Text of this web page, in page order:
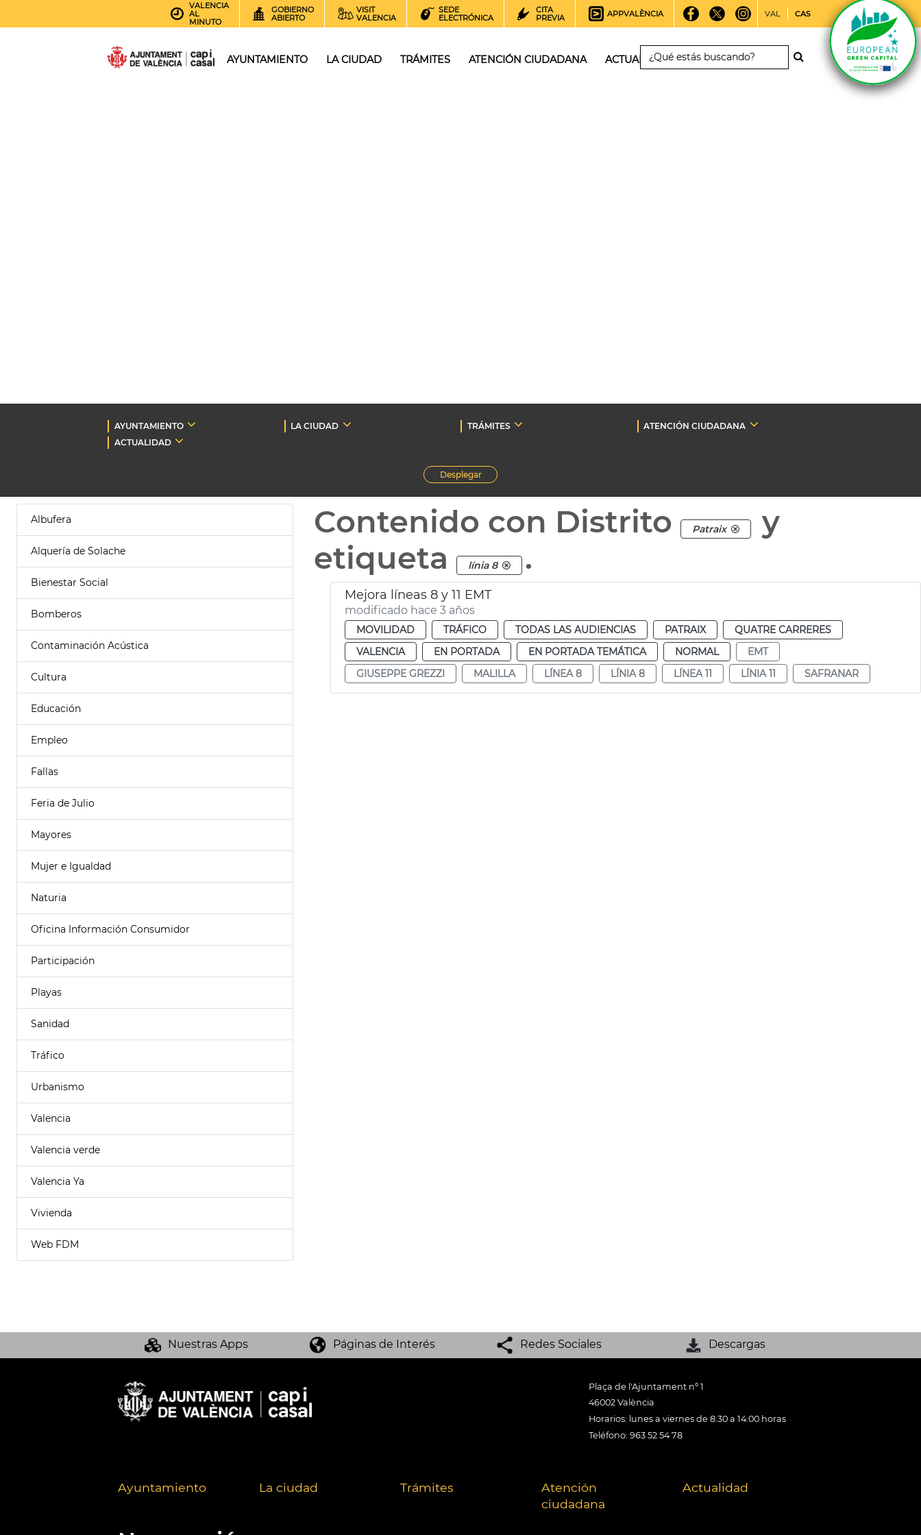
VALENCIA
AL
MINUTO
GOBIERNO
ABIERTO
VISIT
VALENCIA
SEDE
ELECTRÓNICA
CITA
PREVIA
APPVALÈNCIA VAL CAS
AYUNTAMIENTO LA CIUDAD TRÁMITES ATENCIÓN CIUDADANA ACTUALIDAD
AYUNTAMIENTO LA CIUDAD TRÁMITES
ATENCIÓN CIUDADANA
ACTUALIDAD
Desplegar
Albufera
Alquería de Solache
Bienestar Social
Bomberos
Contaminación Acústica
Cultura
Educación
Empleo
Fallas
Feria de Julio
Mayores
Mujer e Igualdad
Naturia
Oficina Información Consumidor
Participación
Playas
Sanidad
Tráfico
Urbanismo
Valencia
Valencia verde
Valencia Ya
Vivienda
Web FDM
Contenido con Distrito Patraix
y
etiqueta
línia 8 .
Mejora líneas 8 y 11 EMT
modificado hace 3 años
MOVILIDAD TRÁFICO TODAS LAS AUDIENCIAS PATRAIX
QUATRE CARRERES
VALENCIA
EN PORTADA EN PORTADA TEMÁTICA NORMAL
EMT
GIUSEPPE GREZZI
MALILLA LÍNEA 8 LÍNIA 8 LÍNEA 11 LÍNIA 11 SAFRANAR
Nuestras Apps Páginas de Interés Redes Sociales Descargas
Plaça de l'Ajuntament nº 1
46002 València
Horarios: lunes a viernes de 8:30 a 14:00 horas
Teléfono: 963 52 54 78
Ayuntamiento La ciudad Trámites
Atención
ciudadana
Actualidad